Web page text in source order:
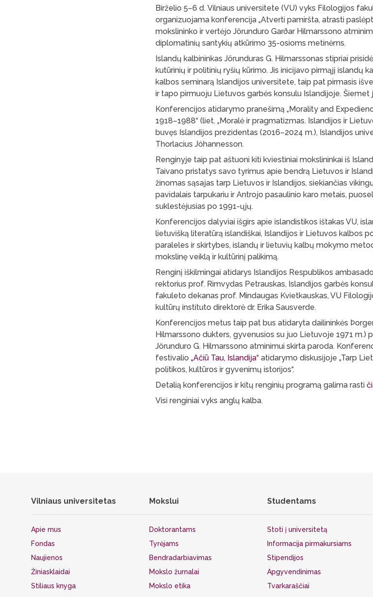
Birželio 5–6 d. Vilniaus universitete (VU) vyks Filologijos
organizuojama konferencija „Atverti pamiršta, atrasti
mokslininko ir vertėjo Jörunduro Garðar Hilmarssono
diplomatinių santykių atkūrimo 35-osioms metinėms.
Islandų kalbininkas Jörunduras G. Hilmarssonas stipriai
kutūrinių ir politinių ryšių kūrimo. Jis inicijavo pirmąjį islandų
kalbos seminarą Islandijos universitete, taip pat pirmasis
ir tapo pirmuoju Lietuvos garbės konsulu Islandijoje.
Konferencijos atidarymo pranešimą „Morality and
1918–1988“ (liet. „Moralė ir pragmatizmas. Islandijos ir
buvęs Islandijos prezidentas (2016–2024 m.), Islandijos
Thorlacius Jóhannesson.
Renginyje taip pat aštuoni kiti kviestiniai mokslininkai iš
Taivano pristatys savo tyrimus apie bendrą Lietuvos ir
žinomas sąsajas tarp Lietuvos ir Islandijos, siekiančias
pavidalais tarpukariu ir Antrojo pasaulinio karo metais,
suklestėjusias po 1991-ųjų.
Konferencijos dalyviai išgirs apie islandistikos ištakas VU,
lietuvišką literatūrą islandiškai, Islandijos ir Lietuvos kalbos
paraleles ir skirtybes, islandų ir lietuvių kalbų mokymo
mokslinę veiklą ir kultūrinį palikimą.
Renginį iškilmingai atidarys Islandijos Respublikos
rektorius prof. Rimvydas Petrauskas, Islandijos garbės
fakuleto dekanas prof. Mindaugas Kvietkauskas, VU
kultūrų instituto direktorė dr. Erika Sausverde.
Konferencijos metus taip pat bus atidaryta dailininkės
Hilmarssono dukters, gyvenusios su juo Lietuvoje 1971 m.)
Jörunduro G. Hilmarssono atminimui skirta paroda.
festivalio „Ačiū Tau, Islandija“ atidarymo diskusijoje „Tarp
politikos, kultūros ir gyvenimų istorijos“.
Detalią konferencijos ir kitų renginių programą galima rasti
Visi renginiai vyks anglų kalba.
Vilniaus universitetas
Apie mus
Fondas
Naujienos
Žiniasklaidai
Stiliaus knyga
Mokslui
Doktorantams
Tyrėjams
Bendradarbiavimas
Mokslo žurnalai
Mokslo etika
Studentams
Stoti į universitetą
Informacija pirmakursiams
Stipendijos
Apgyvendinimas
Tvarkaraščiai